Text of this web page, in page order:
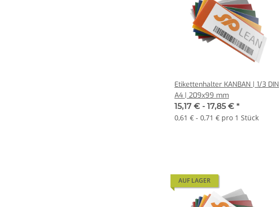
Etikettenhalter KANBAN | 1/3 DIN
A4 | 209x99 mm
15,17 € - 17,85 € *
0,61 € - 0,71 € pro 1 Stück
AUF LAGER